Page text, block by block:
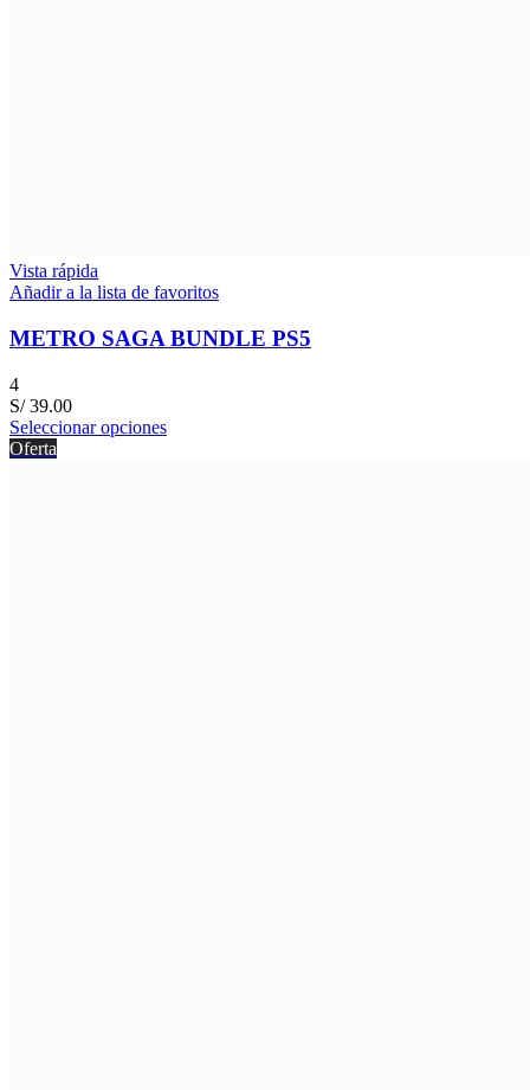
Vista rápida
Añadir a la lista de favoritos
METRO SAGA BUNDLE PS5
4
S/39.00
Seleccionar opciones
Oferta